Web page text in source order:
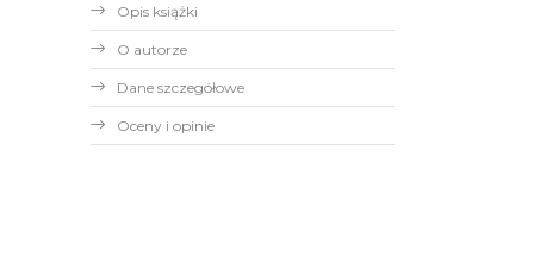
Opis książki
O autorze
Dane szczegółowe
Oceny i opinie